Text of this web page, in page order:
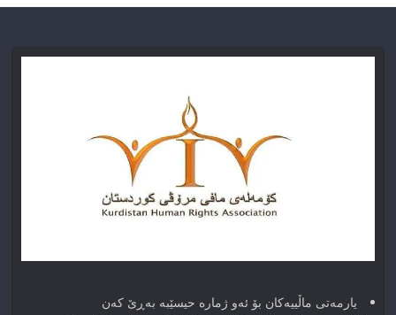
یارمەتی ماڵییەکان بۆ ئەو ژماره حیسێبە بەڕێ کەن